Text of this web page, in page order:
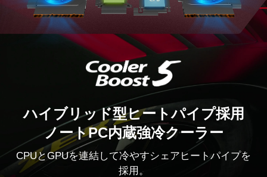
ハイブリッド型ヒートパイプ採用
ノートPC内蔵強冷クーラー
CPUとGPUを連結して冷やすシェアヒートパイプを
採用。